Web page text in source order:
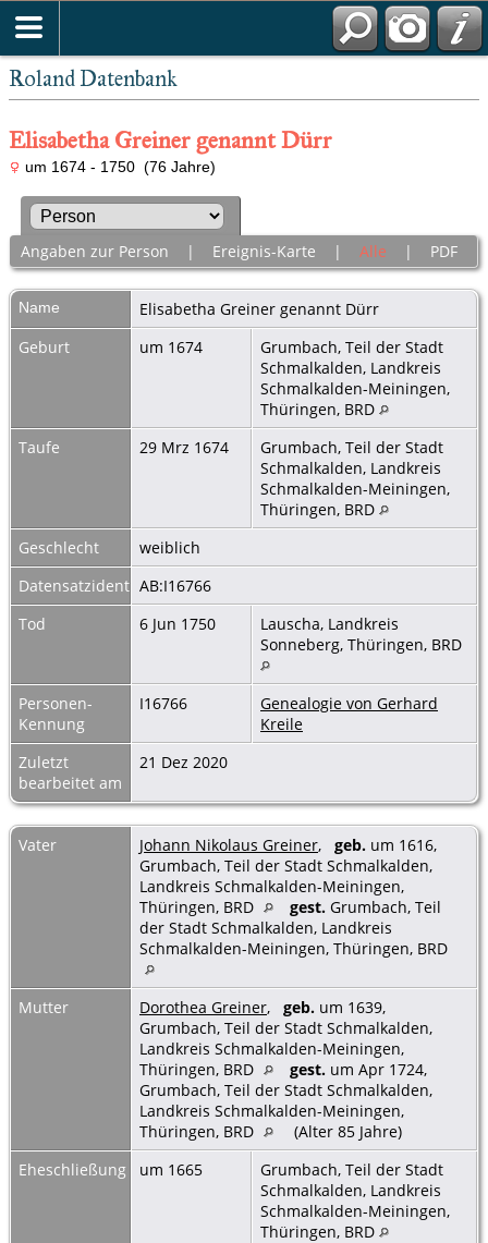
Roland Datenbank
Elisabetha Greiner genannt Dürr
um 1674 - 1750 (76 Jahre)
Angaben zur Person | Ereignis-Karte | Alle | PDF
Name Elisabetha Greiner genannt Dürr
Geburt
um 1674
Grumbach, Teil der Stadt
Schmalkalden, Landkreis
Schmalkalden-Meiningen,
Thüringen, BRD
Taufe
29 Mrz 1674
Grumbach, Teil der Stadt
Schmalkalden, Landkreis
Schmalkalden-Meiningen,
Thüringen, BRD
Geschlecht
weiblich
Datensatzidentnummer
AB:I16766
Tod
6 Jun 1750
Lauscha, Landkreis
Sonneberg, Thüringen, BRD
Personen-
Kennung
I16766
Genealogie von Gerhard
Kreile
Zuletzt
bearbeitet am
21 Dez 2020
Vater Johann Nikolaus Greiner, geb. um 1616,
Grumbach, Teil der Stadt Schmalkalden,
Landkreis Schmalkalden-Meiningen,
Thüringen, BRD
gest. Grumbach, Teil
der Stadt Schmalkalden, Landkreis
Schmalkalden-Meiningen, Thüringen, BRD
Mutter Dorothea Greiner, geb. um 1639,
Grumbach, Teil der Stadt Schmalkalden,
Landkreis Schmalkalden-Meiningen,
Thüringen, BRD
gest. um Apr 1724,
Grumbach, Teil der Stadt Schmalkalden,
Landkreis Schmalkalden-Meiningen,
Thüringen, BRD
(Alter 85 Jahre)
Eheschließung
um 1665
Grumbach, Teil der Stadt
Schmalkalden, Landkreis
Schmalkalden-Meiningen,
Thüringen, BRD